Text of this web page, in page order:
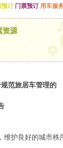
预订 门票预订 用车服
资源
范旅居车管理的
护良好的城市